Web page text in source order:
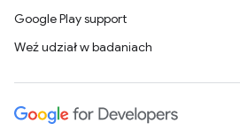
Google Play support
Weź udział w badaniach